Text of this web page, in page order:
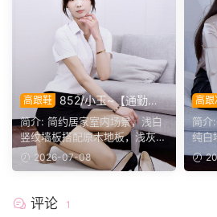
高跟鞋 852/小玉~【通勤雅
致】极简室内职业穿搭，黑高
跟衬出利落柔润腿部线条。
简介: 简约居家室内场景，浅白
竖纹墙板搭配原木地板，浅灰布
艺沙发、圆形白地毯与...
2026-07-08
高跟
轻御
饰
简介
纯白
艺沙
评论 1